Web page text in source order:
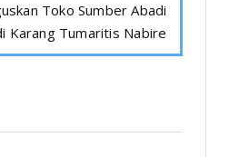
Toko Sumber Abadi
Karang Tumaritis Nabire